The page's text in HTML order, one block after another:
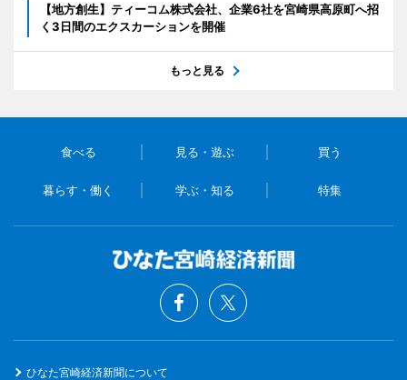
【地方創生】ティーコム株式会社、企業6社を宮崎県高原町へ招
く3日間のエクスカーションを開催
もっと見る
食べる 見る・遊ぶ 買う
暮らす・働く 学ぶ・知る 特集
ひなた宮崎経済新聞について